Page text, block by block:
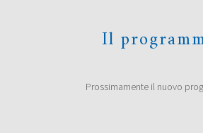
Il
Prossimamente il nuovo